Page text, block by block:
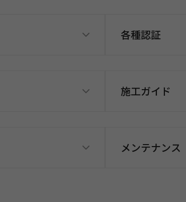
各種認証
施工ガイド
メンテナンス